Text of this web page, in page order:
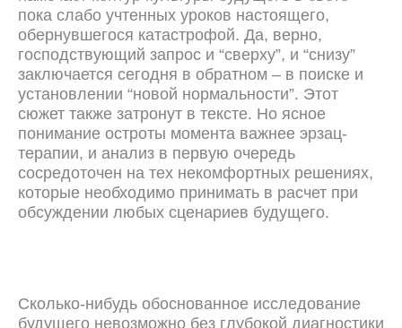
пока слабо учтенных уроков настоящего,
обернувшегося катастрофой. Да, верно,
господствующий запрос и “сверху”, и “снизу”
заключается сегодня в обратном – в поиске и
установлении “новой нормальности”. Этот
сюжет также затронут в тексте. Но ясное
понимание остроты момента важнее эрзац-
терапии, и анализ в первую очередь
сосредоточен на тех некомфортных решениях,
которые необходимо принимать в расчет при
обсуждении любых сценариев будущего.
Сколько-нибудь обоснованное исследование
будущего невозможно без глубокой диагностики